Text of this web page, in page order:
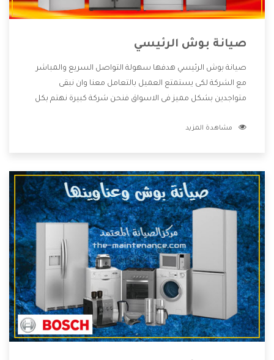
صيانة بوش الرئيسي
صيانة بوش الرئيسي هدفها سهولة التواصل السريع والمباشر
مع الشركة لكى يستمتع العميل بالتعامل معنا وان نبقى
متواجدين بشكل مميز فى الاسواق فنحن شركة كبيرة نهتم بكل
الشركة بها والتى تكون منها خدمة الصيانة التى تكون من أهم
الأسعار التى تكون مناسبة لكثير من العملاء
مشاهدة المزيد